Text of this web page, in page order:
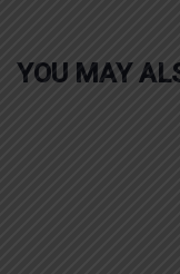
YOU MAY